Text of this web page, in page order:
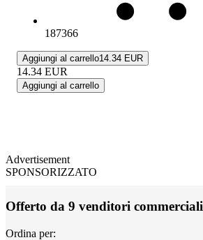
187366
Aggiungi al carrello14.34 EUR
14.34 EUR
Aggiungi al carrello
Advertisement
SPONSORIZZATO
Offerto da 9 venditori commerciali
Ordina per: